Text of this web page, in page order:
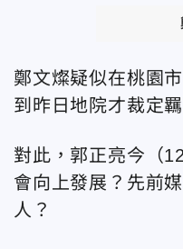
鄭文燦疑似在桃園
到昨日地院才裁定羈
對此，郭正亮今（
會向上發展？先前
人？